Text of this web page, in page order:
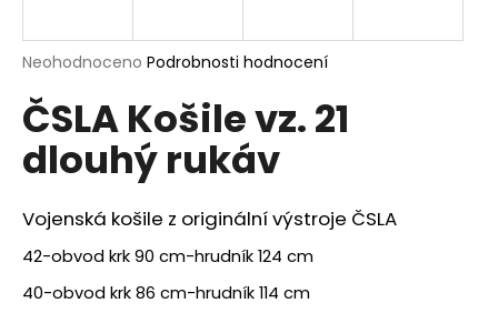
Průměrné
produktu
je
0,0
z
hvězdiček.
Neohodnoceno Podrobnosti hodnocení
ČSLA Košile vz. 21
dlouhý rukáv
Vojenská košile z originální výstroje ČSLA
42-obvod krk 90 cm-hrudník 124 cm
40-obvod krk 86 cm-hrudník 114 cm
j
t
?
HLEDAT